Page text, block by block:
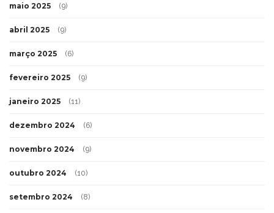
maio 2025 (9)
abril 2025 (9)
março 2025 (6)
fevereiro 2025 (9)
janeiro 2025 (11)
dezembro 2024 (6)
novembro 2024 (9)
outubro 2024 (10)
setembro 2024 (8)